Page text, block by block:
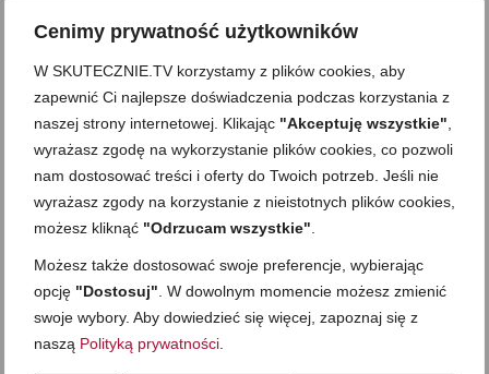
Cenimy prywatność użytkowników
W SKUTECZNIE.TV korzystamy z plików cookies, aby
zapewnić Ci najlepsze doświadczenia podczas korzystania z
naszej strony internetowej. Klikając "Akceptuję wszystkie"
wyrażasz zgodę na wykorzystanie plików cookies, co pozwoli
nam dostosować treści i oferty do Twoich potrzeb. Jeśli nie
wyrażasz zgody na korzystanie z nieistotnych plików cookies,
możesz kliknąć "Odrzucam wszystkie"
Możesz także dostosować swoje preferencje, wybierając
opcję "Dostosuj" . W dowolnym momencie możesz zmienić
swoje wybory. Aby dowiedzieć się więcej, zapoznaj się z
naszą Polityką prywatności
Oliwa grzybowa i czosnkowa
11 MARCA 2016 23 KOMENTARZE